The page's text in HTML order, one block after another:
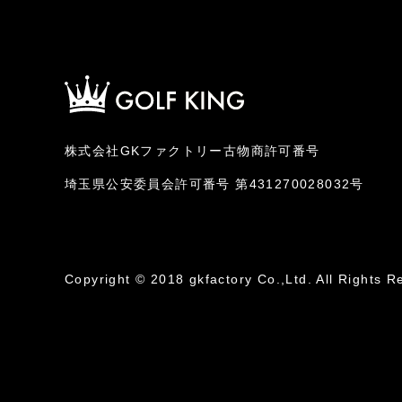
株式会社GKファクトリー古物商許可番号
埼玉県公安委員会許可番号 第431270028032号
Copyright © 2018 gkfactory Co.,Ltd. All Rights